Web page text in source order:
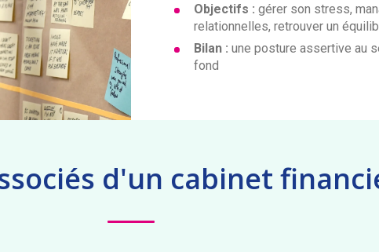
Objectifs : gérer son stress,
relationnelles, retrouver un
Bilan : une posture assertive au
fond
d'un cabinet